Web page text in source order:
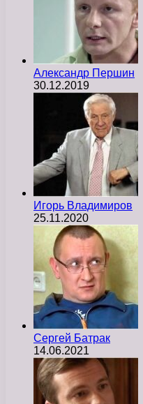
Александр Першин
30.12.2019
Игорь Владимиров
25.11.2020
Сергей Батрак
14.06.2021